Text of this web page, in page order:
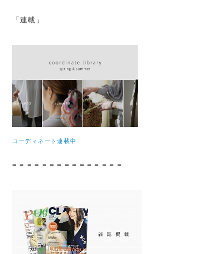
「連載」
コーディネート連載中
= = = = = = = = = = = = = = =